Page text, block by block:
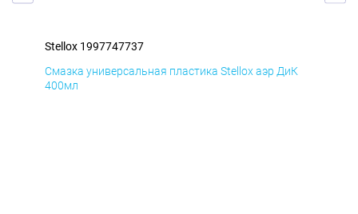
Stellox 1997747737
Смазка универсальная пластика Stellox аэр ДиК
400мл